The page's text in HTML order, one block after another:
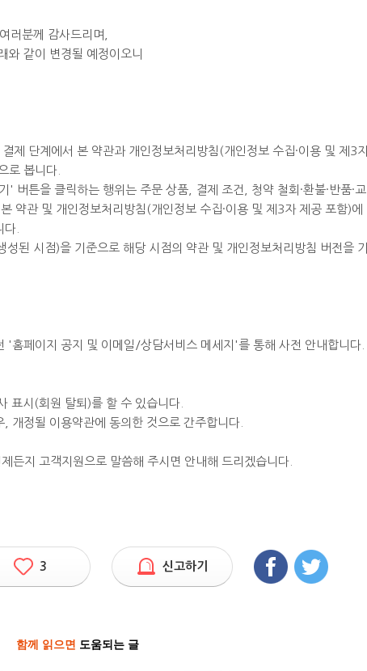
러분께 감사드리며,
같이 변경될 예정이오니
제 단계에서 본 약관과 개인정보처리방침(개인정보 수집·이용 및 제3
로 봅니다.
버튼을 클릭하는 행위는 주문 상품, 결제 조건, 청약 철회·환불·반품·교
약관 및 개인정보처리방침(개인정보 수집·이용 및 제3자 제공 포함)에
.
된 시점)을 기준으로 해당 시점의 약관 및 개인정보처리방침 버전을
'홈페이지 공지 및 이메일/상담서비스 메세지'를 통해 사전 안내합니다.
표시(회원 탈퇴)를 할 수 있습니다.
개정될 이용약관에 동의한 것으로 간주합니다.
든지 고객지원으로 말씀해 주시면 안내해 드리겠습니다.
3 신고하기
함께 읽으면 도움되는 글